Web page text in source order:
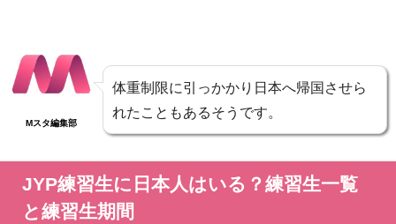
Mスタ編集部
体重制限に引っかかり日本へ帰国させら
れたこともあるそうです。
JYP練習生に日本人はいる？練習生一覧
と練習生期間